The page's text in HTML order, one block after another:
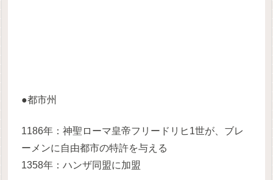
●都市州
1186年：神聖ローマ皇帝フリードリヒ1世が、ブレ
ーメンに自由都市の特許を与える
1358年：ハンザ同盟に加盟